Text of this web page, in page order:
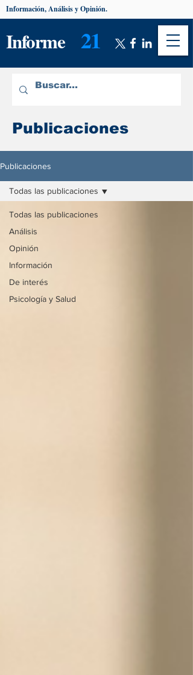
Informe 21
Información, Análisis y Opinión.
Publicaciones
Publicaciones
Todas las publicaciones
Análisis
Opinión
Información
De interés
Psicología y Salud
Todas las publicaciones